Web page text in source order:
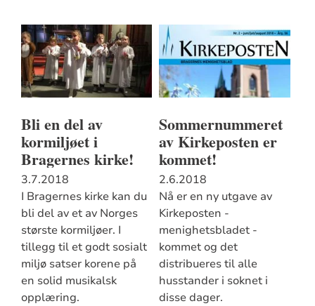
Bli en del av
kormiljøet i
Bragernes kirke!
3.7.2018
I Bragernes kirke kan du
bli del av et av Norges
største kormiljøer. I
tillegg til et godt sosialt
miljø satser korene på
en solid musikalsk
opplæring.
Sommernummeret
av Kirkeposten er
kommet!
2.6.2018
Nå er en ny utgave av
Kirkeposten -
menighetsbladet -
kommet og det
distribueres til alle
husstander i soknet i
disse dager.